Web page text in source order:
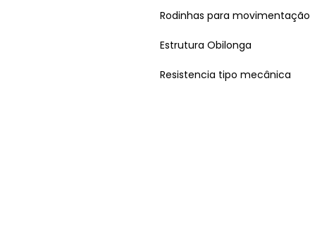
Rodinhas para movimentação
Estrutura Obilonga
Resistencia tipo mecânica